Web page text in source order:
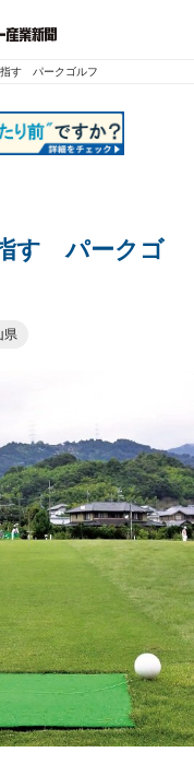
指す パークゴルフ
す パークゴ
県